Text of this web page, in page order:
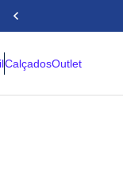
CalçadosOutlet